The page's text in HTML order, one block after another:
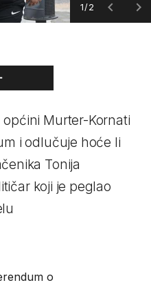
1/2
općini Murter-Kornati
i odlučuje hoće li
Tonija
koji je peglao
o